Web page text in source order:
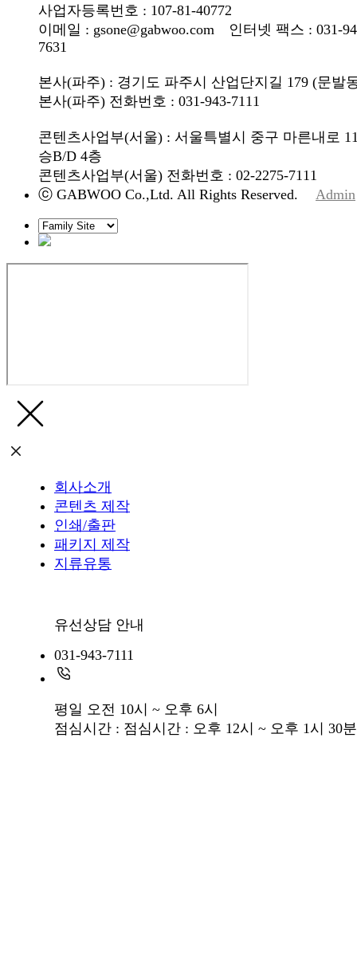
사업자등록번호 : 107-81-40772
이메일 : gsone@gabwoo.com 인터넷 팩스 : 031-
7631
본사(파주) : 경기도 파주시 산업단지길 179 (문발
본사(파주) 전화번호 : 031-943-7111
콘텐츠사업부(서울) : 서울특별시 중구 마른내로
승B/D 4층
콘텐츠사업부(서울) 전화번호 : 02-2275-7111
ⓒ GABWOO Co.,Ltd. All Rights Reserved. Admin
회사소개
콘텐츠 제작
인쇄/출판
패키지 제작
지류유통
유선상담 안내
031-943-7111
평일 오전 10시 ~ 오후 6시
점심시간 : 점심시간 : 오후 12시 ~ 오후 1시 30분